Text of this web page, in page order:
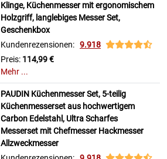
Klinge, Küchenmesser mit ergonomischem
Holzgriff, langlebiges Messer Set,
Geschenkbox
Kundenrezensionen: 9.918
Preis: 114,99 €
Mehr ...
PAUDIN Küchenmesser Set, 5-teilig
Küchenmesserset aus hochwertigem
Carbon Edelstahl, Ultra Scharfes
Messerset mit Chefmesser Hackmesser
Allzweckmesser